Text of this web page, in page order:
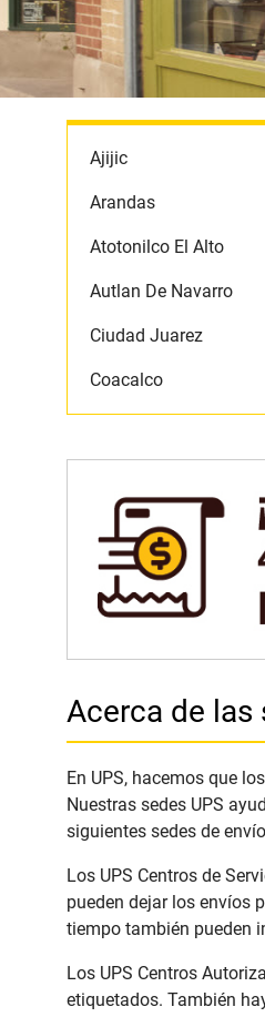
Ajijic
Arandas
Atotonilco El Alto
Autlan De Navarro
Ciudad Juarez
Coacalco
Acerca de las
En UPS, hacemos que
Nuestras sedes UPS
siguientes sedes de
Los UPS Centros de
pueden dejar los envíos
tiempo también pueden
Los UPS Centros
etiquetados. También